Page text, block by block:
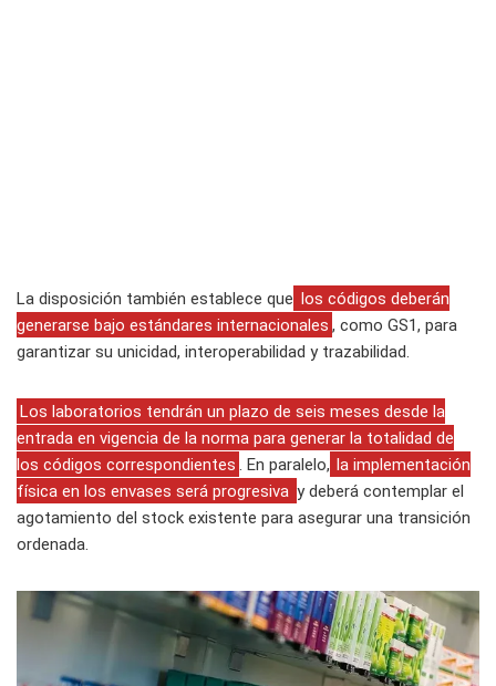
La disposición también establece que los códigos deberán
generarse bajo estándares internacionales , como GS1, para
garantizar su unicidad, interoperabilidad y trazabilidad.
Los laboratorios tendrán un plazo de seis meses desde la
entrada en vigencia de la norma para generar la totalidad de
los códigos correspondientes . En paralelo, la implementación
física en los envases será progresiva y deberá contemplar el
agotamiento del stock existente para asegurar una transición
ordenada.